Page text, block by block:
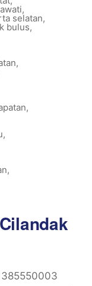
,
selatan,
bulus,
,
,
,
,